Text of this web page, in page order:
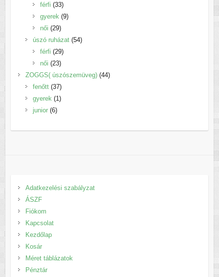
férfi 3333
termék
gyerek 99
női 2929
termék
úszó ruházat 5454
férfi 2929
termék
női 2323
termék
ZOGGS( úszószemüveg) 4444
fenőtt 3737
termék
gyerek 11
junior 66
Adatkezelési szabályzat
ÁSZF
Fiókom
Kapcsolat
Kezdőlap
Kosár
Méret táblázatok
Pénztár